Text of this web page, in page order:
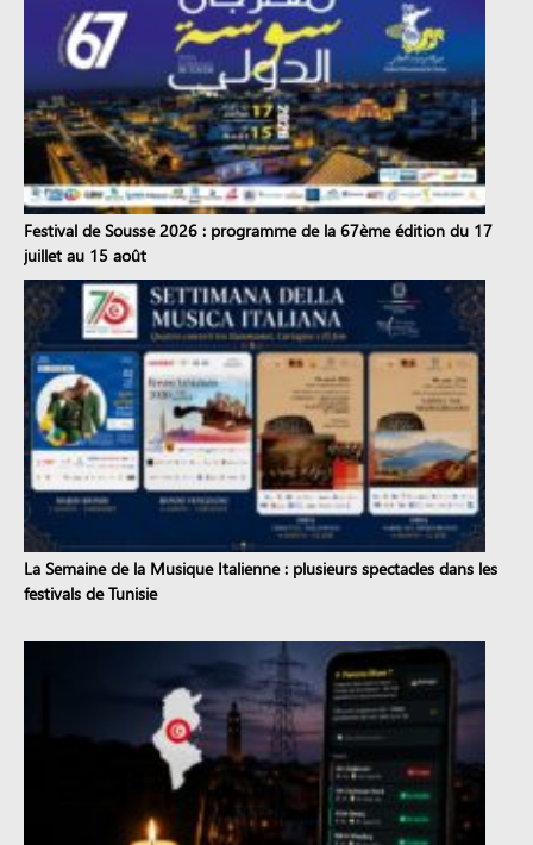
Festival de Sousse 2026 : programme de la 67ème édition du 17
juillet au 15 août
La Semaine de la Musique Italienne : plusieurs spectacles dans les
festivals de Tunisie